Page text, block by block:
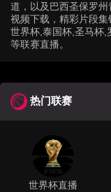
道，以及巴西圣保罗
视频下载，精彩片段
世界杯,泰国杯,圣马杯,
等联赛直播。
热门联赛
世界杯直播